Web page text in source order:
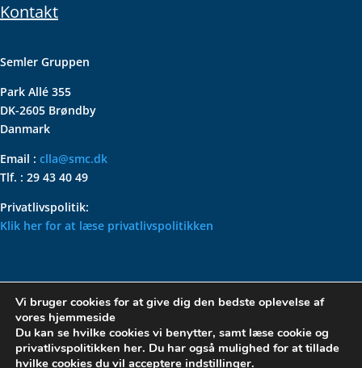
Kontakt
Semler Gruppen
Park Allé 355
DK-2605 Brøndby
Danmark
Email : clla@smc.dk
Tlf. : 29 43 40 49
Privatlivspolitik:
Klik her for at læse privatlivspolitikken
VOLKSWAGEN CLASSIC
PARTS – HOLDER DIN
KLASSISKE VOLKSWAGEN I
TOPFORM
Vi bruger cookies for at give dig den bedste oplevelse af
vores hjemmeside
Du kan se hvilke cookies vi benytter, samt læse cookie og
privatlivspolitikken her. Du har også mulighed for at tillade
hvilke cookies du vil acceptere indstillinger.